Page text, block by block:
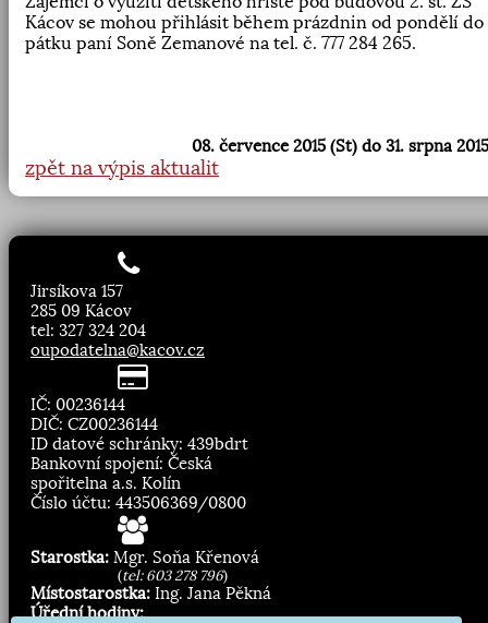
Kácov se mohou přihlásit během prázdnin od pondělí do
pátku paní Soně Zemanové na tel. č. 777 284 265.
08. července 2015 (St) do 31. srpna
zpět na výpis aktualit
Jirsíkova 157
285 09 Kácov
tel: 327 324 204
oupodatelna@kacov.cz
IČ: 00236144
DIČ: CZ00236144
ID datové schránky: 439bdrt
Bankovní spojení: Česká
spořitelna a.s. Kolín
Číslo účtu: 443506369/0800
Starostka: Mgr. Soňa Křenová
(tel: 603 278 796)
Místostarostka: Ing. Jana Pěkná
Úřední hodiny: